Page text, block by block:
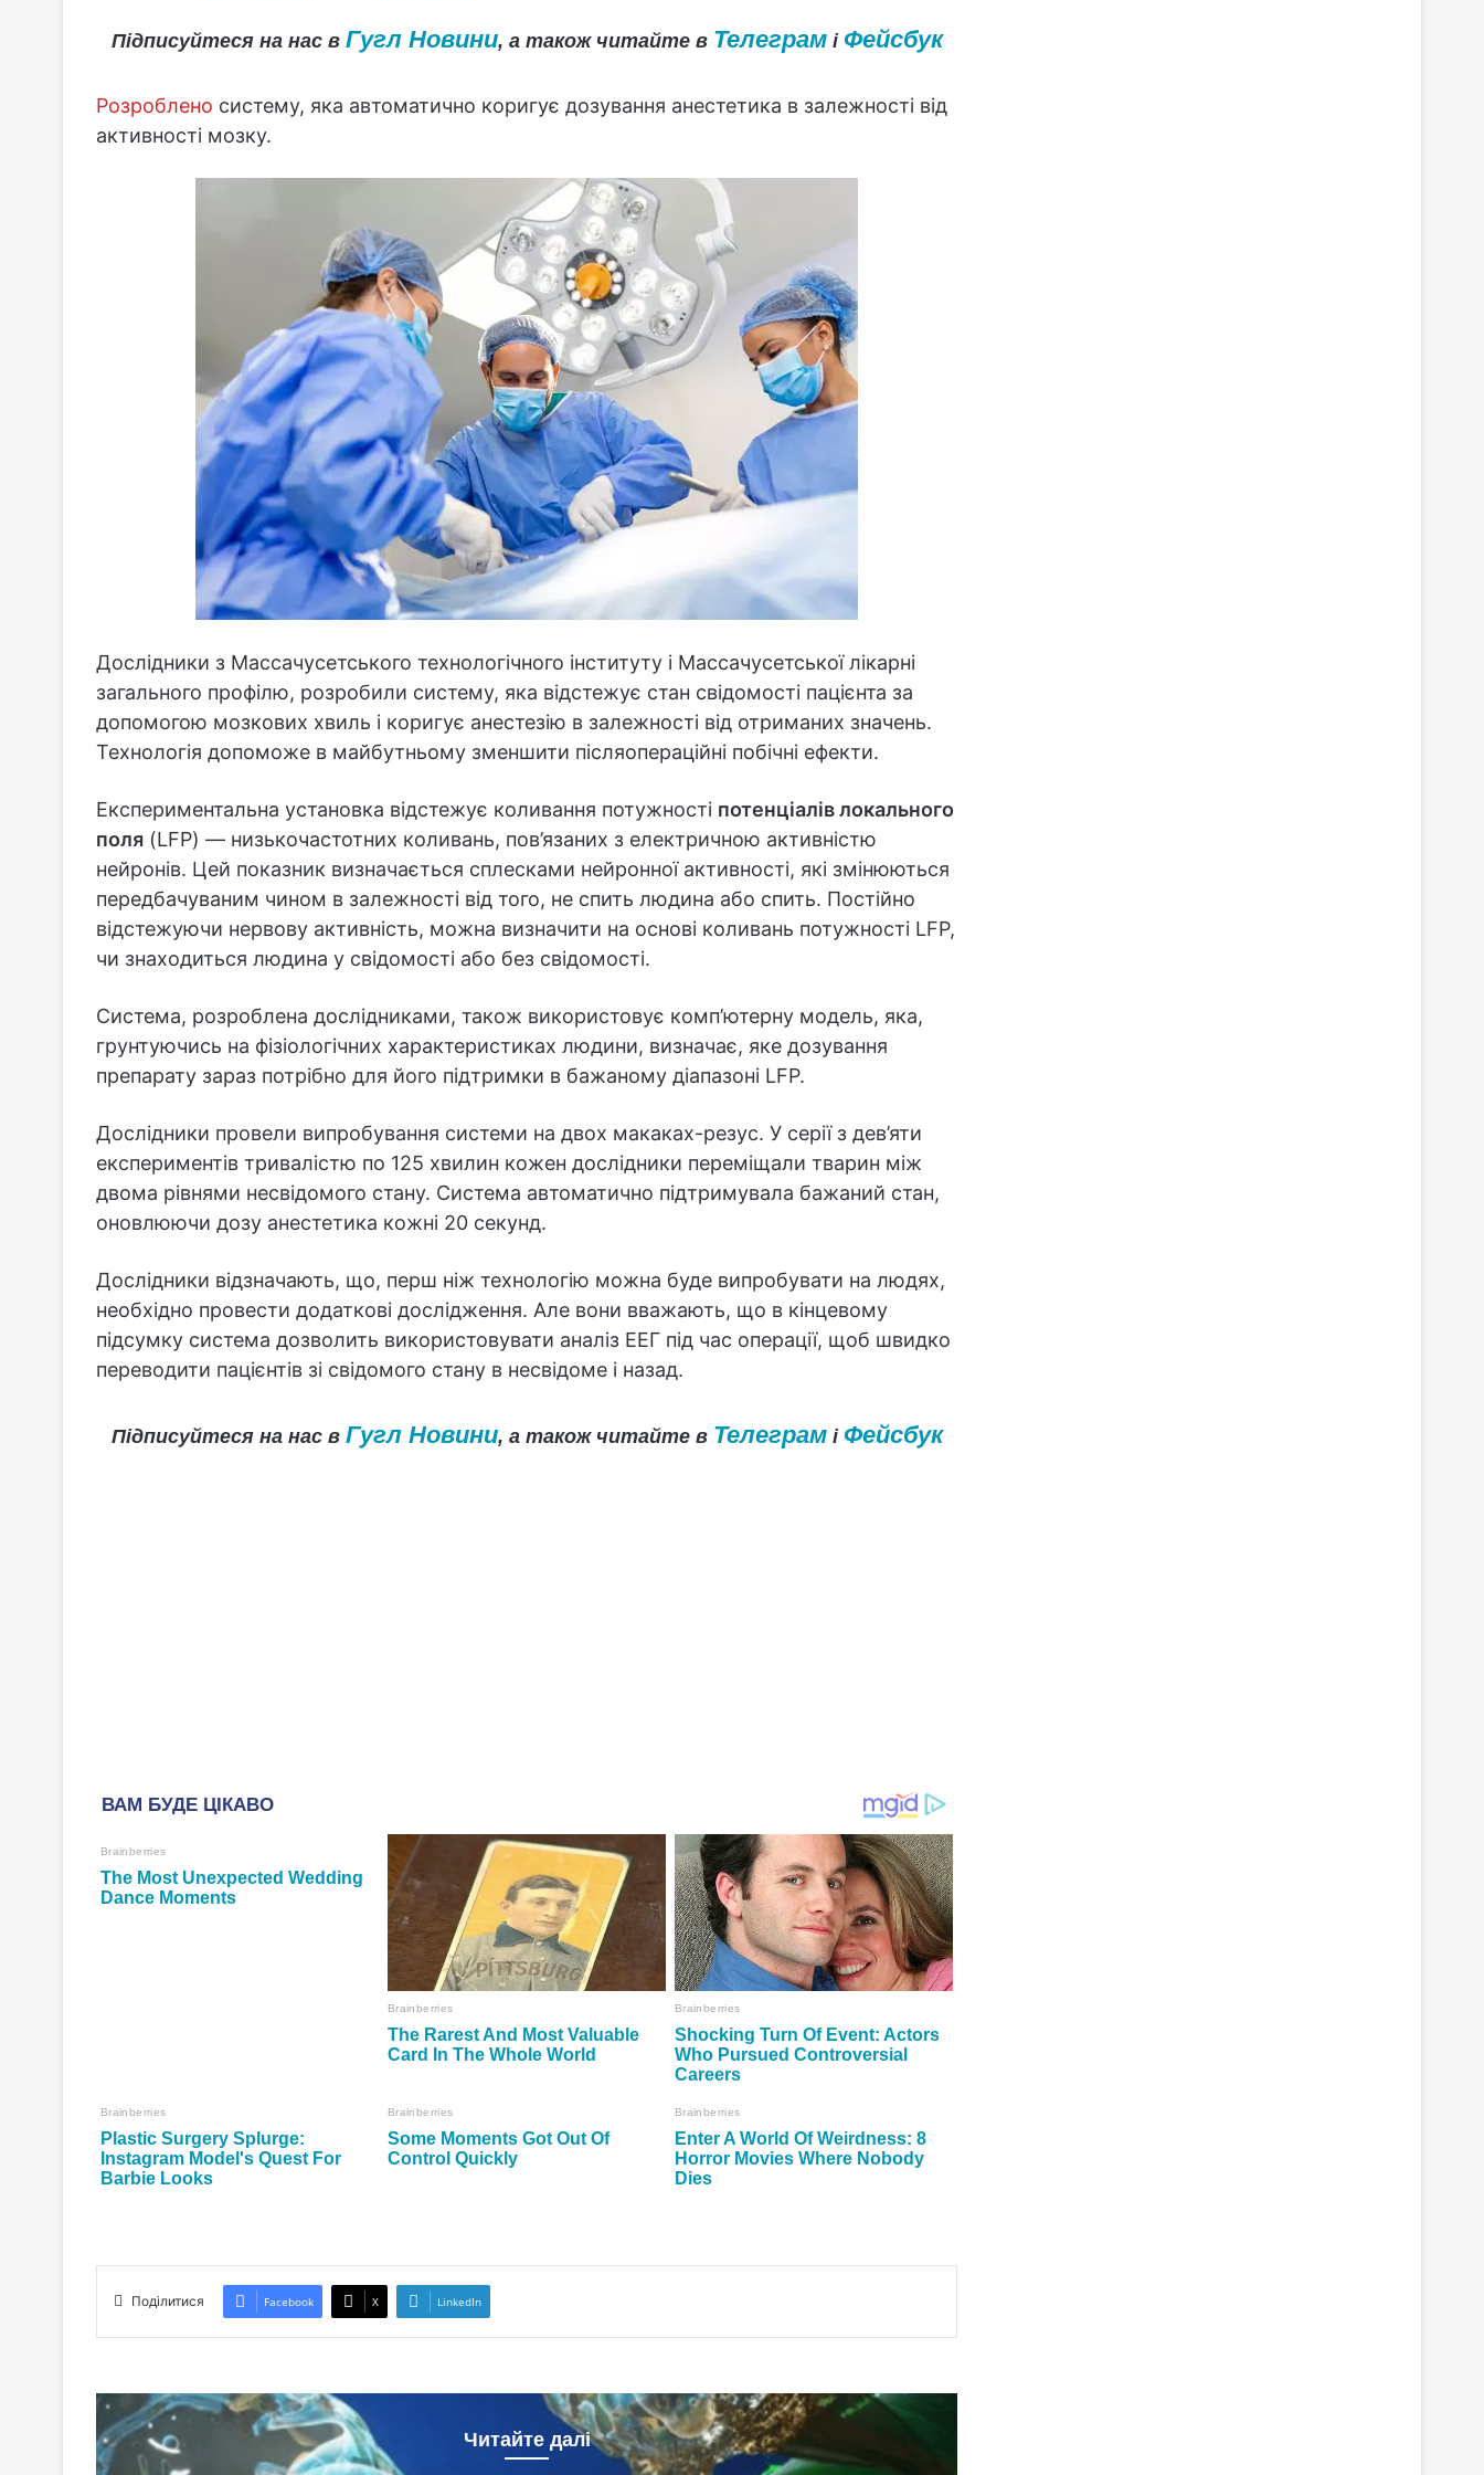
Підписуйтеся на нас в Гугл Новини, а також читайте в Телеграмі Фейсбук
Розроблено систему, яка автоматично коригує дозування анестетика в залежності від
активності мозку.
Дослідники з Массачусетського технологічного інституту і Массачусетської лікарні
загального профілю, розробили систему, яка відстежує стан свідомості пацієнта за
допомогою мозкових хвиль і коригує анестезію в залежності від отриманих значень.
Технологія допоможе в майбутньому зменшити післяопераційні побічні ефекти.
Експериментальна установка відстежує коливання потужності потенціалів локального
поля (LFP) — низькочастотних коливань, пов’язаних з електричною активністю
нейронів. Цей показник визначається сплесками нейронної активності, які змінюються
передбачуваним чином в залежності від того, не спить людина або спить. Постійно
відстежуючи нервову активність, можна визначити на основі коливань потужності LFP,
чи знаходиться людина у свідомості або без свідомості.
Система, розроблена дослідниками, також використовує комп’ютерну модель, яка,
грунтуючись на фізіологічних характеристиках людини, визначає, яке дозування
препарату зараз потрібно для його підтримки в бажаному діапазоні LFP.
Дослідники провели випробування системи на двох макаках-резус. У серії з дев’яти
експериментів тривалістю по 125 хвилин кожен дослідники переміщали тварин між
двома рівнями несвідомого стану. Система автоматично підтримувала бажаний стан,
оновлюючи дозу анестетика кожні 20 секунд.
Дослідники відзначають, що, перш ніж технологію можна буде випробувати на людях,
необхідно провести додаткові дослідження. Але вони вважають, що в кінцевому
підсумку система дозволить використовувати аналіз ЕЕГ під час операції, щоб швидко
переводити пацієнтів зі свідомого стану в несвідоме і назад.
Підписуйтеся на нас в Гугл Новини, а також читайте в Телеграмі Фейсбук
Поділитися Facebook X LinkedIn
Читайте далі